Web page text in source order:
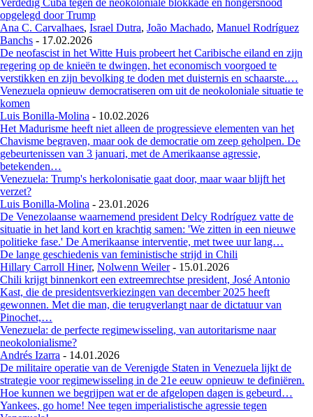
opgelegd door Trump
Ana C. Carvalhaes, Israel Dutra, João Machado, Manuel Rodríguez
Banchs - 17.02.2026
De neofascist in het Witte Huis probeert het Caribische eiland en zijn
regering op de knieën te dwingen, het economisch voorgoed te
verstikken en zijn bevolking te doden met duisternis en schaarste.…
Venezuela opnieuw democratiseren om uit de neokoloniale situatie te
komen
Luis Bonilla-Molina - 10.02.2026
Het Madurisme heeft niet alleen de progressieve elementen van het
Chavisme begraven, maar ook de democratie om zeep geholpen. De
gebeurtenissen van 3 januari, met de Amerikaanse agressie,
betekenden…
Venezuela: Trump's herkolonisatie gaat door, maar waar blijft het
verzet?
Luis Bonilla-Molina - 23.01.2026
De Venezolaanse waarnemend president Delcy Rodríguez vatte de
situatie in het land kort en krachtig samen: 'We zitten in een nieuwe
politieke fase.' De Amerikaanse interventie, met twee uur lang…
De lange geschiedenis van feministische strijd in Chili
Hillary Carroll Hiner, Nolwenn Weiler- 15.01.2026
Chili krijgt binnenkort een extreemrechtse president, José Antonio
Kast, die de presidentsverkiezingen van december 2025 heeft
gewonnen. Met die man, die terugverlangt naar de dictatuur van
Pinochet,…
Venezuela: de perfecte regimewisseling, van autoritarisme naar
neokolonialisme?
Andrés Izarra - 14.01.2026
De militaire operatie van de Verenigde Staten in Venezuela lijkt de
strategie voor regimewisseling in de 21e eeuw opnieuw te definiëren.
Hoe kunnen we begrijpen wat er de afgelopen dagen is gebeurd…
Yankees, go home! Nee tegen imperialistische agressie tegen